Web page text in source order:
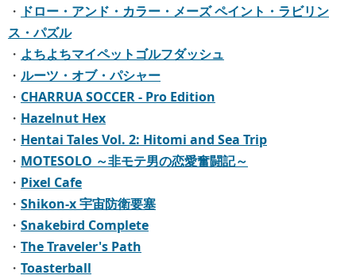
・ ドロー・アンド・カラー・メーズ ペイント・ラビリン
ス・パズル
・ よちよちマイペットゴルフダッシュ
・ ルーツ・オブ・パシャー
・ CHARRUA SOCCER - Pro Edition
・ Hazelnut Hex
・ Hentai Tales Vol. 2: Hitomi and Sea Trip
・ MOTESOLO ～非モテ男の恋愛奮闘記～
・ Pixel Cafe
・ Shikon-x 宇宙防衛要塞
・ Snakebird Complete
・ The Traveler's Path
・ Toasterball